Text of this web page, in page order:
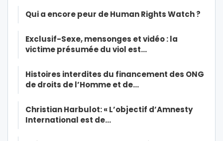
Qui a encore peur de Human Rights Watch ?
Exclusif-Sexe, mensonges et vidéo : la
victime présumée du viol est…
Histoires interdites du financement des ONG
de droits de l’Homme et de…
Christian Harbulot: « L’objectif d’Amnesty
International est de…